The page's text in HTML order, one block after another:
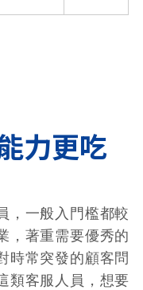
力更吃
，一般入門檻都較
，著重需要優秀的
時常突發的顧客問
類客服人員，想要